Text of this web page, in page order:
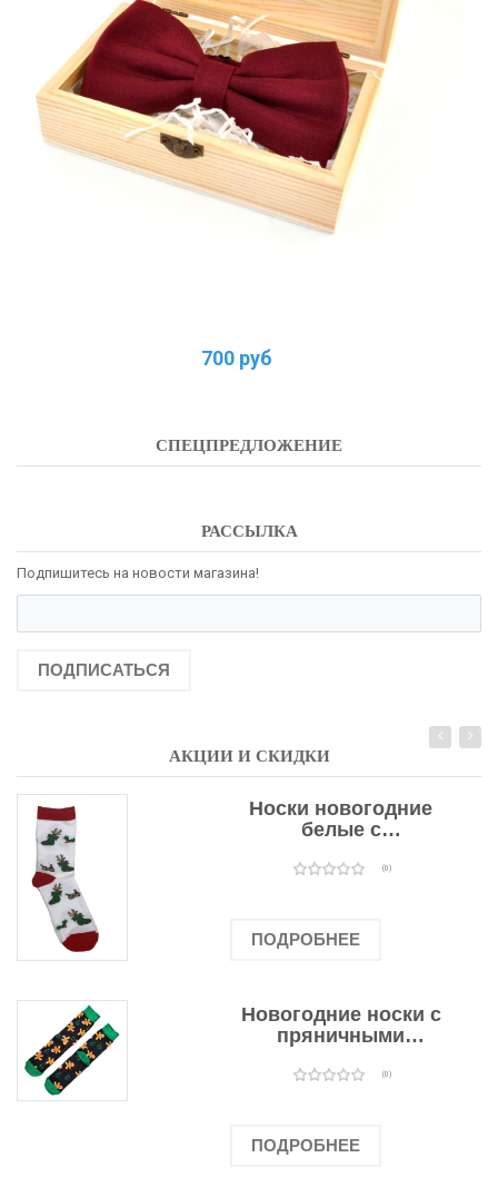
700 руб
СПЕЦПРЕДЛОЖЕНИЕ
РАССЫЛКА
Подпишитесь на новости магазина!
ПОДПИСАТЬСЯ
АКЦИИ И СКИДКИ
Носки новогодние
белые с
оленями(0)
ПОДРОБНЕЕ
Новогодние носки с
пряничными
(0)
ПОДРОБНЕЕ